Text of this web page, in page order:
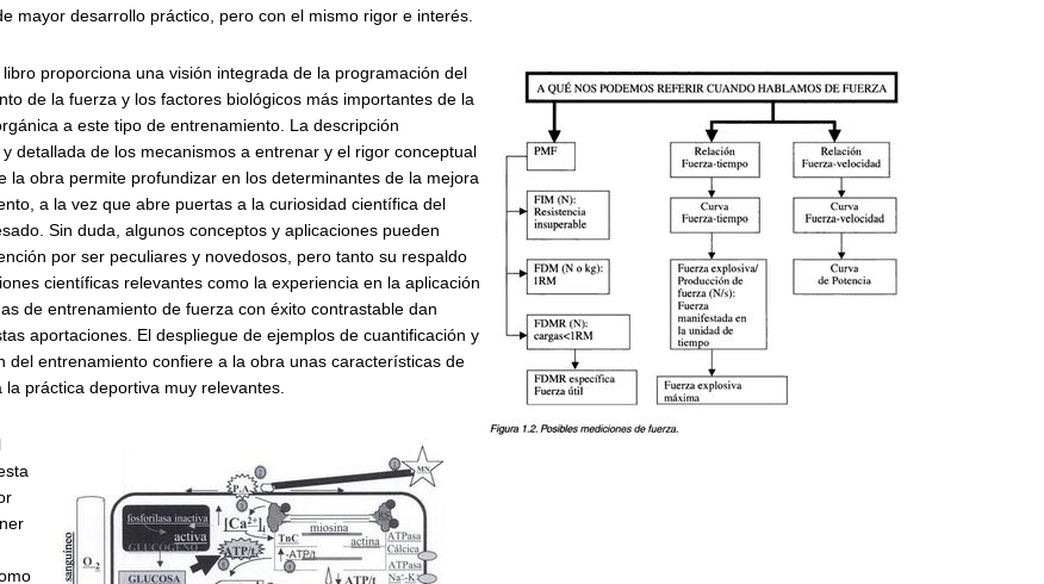
mayor desarrollo práctico, pero con el mismo rigor e interés.
libro proporciona una visión integrada de la programación del
de la fuerza y los factores biológicos más importantes de la
a este tipo de entrenamiento. La descripción
detallada de los mecanismos a entrenar y el rigor conceptual
la obra permite profundizar en los determinantes de la mejora
a la vez que abre puertas a la curiosidad científica del
Sin duda, algunos conceptos y aplicaciones pueden
por ser peculiares y novedosos, pero tanto su respaldo
científicas relevantes como la experiencia en la aplicación
de entrenamiento de fuerza con éxito contrastable dan
aportaciones. El despliegue de ejemplos de cuantificación y
del entrenamiento confiere a la obra unas características de
la práctica deportiva muy relevantes.